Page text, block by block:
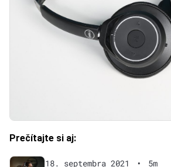
Prečítajte si aj:
18. septembra 2021 • 5m